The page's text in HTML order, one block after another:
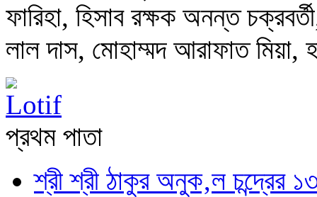
ফারিহা, হিসাব রক্ষক অনন্ত
লাল দাস, মোহাম্মদ আরাফাত মিয়া,
প্রথম পাতা
শ্রী শ্রী ঠাকুর অনুক‚ল